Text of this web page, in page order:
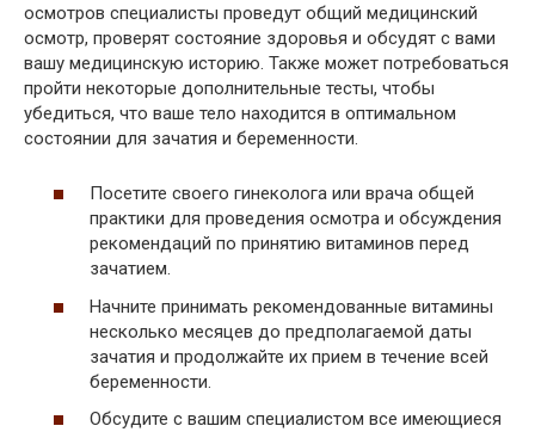
осмотров специалисты проведут общий медицинский
осмотр, проверят состояние здоровья и обсудят с вами
вашу медицинскую историю. Также может потребоваться
пройти некоторые дополнительные тесты, чтобы
убедиться, что ваше тело находится в оптимальном
состоянии для зачатия и беременности.
Посетите своего гинеколога или врача общей
практики для проведения осмотра и обсуждения
рекомендаций по принятию витаминов перед
зачатием.
Начните принимать рекомендованные витамины
несколько месяцев до предполагаемой даты
зачатия и продолжайте их прием в течение всей
беременности.
Обсудите с вашим специалистом все имеющиеся